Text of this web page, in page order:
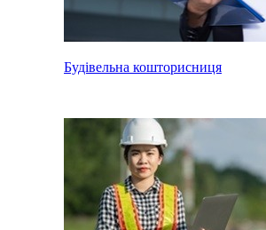
Будівельна кошторисниця